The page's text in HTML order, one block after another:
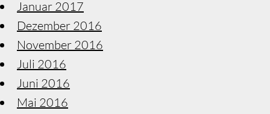
Januar 2017
Dezember 2016
November 2016
Juli 2016
Juni 2016
Mai 2016